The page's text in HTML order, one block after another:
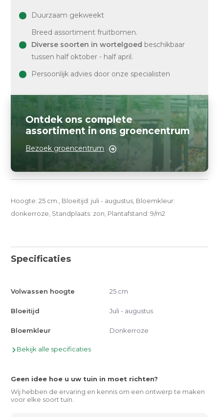
Duurzaam gekweekt
Breed assortiment fruitbomen.
Diverse soorten in wortelgoed beschikbaar
tussen half oktober - half april.
Persoonlijk advies door onze specialisten
Ontdek ons complete
assortiment in ons groencentrum
Bezoek groencentrum
Hoogte: 25 cm., Bloeitijd: juli - augustus, Bloemkleur:
donkerroze, Standplaats: zon, Plantafstand: 9/m2
Specificaties
Volwassen hoogte 25 cm
Bloeitijd Juli - augustus
Bloemkleur Donkerroze
Bekijk alle specificaties
Geen idee hoe u uw tuin in moet richten?
Wij hebben de ervaring en kennis om een ontwerp te maken
voor elke soort tuin.